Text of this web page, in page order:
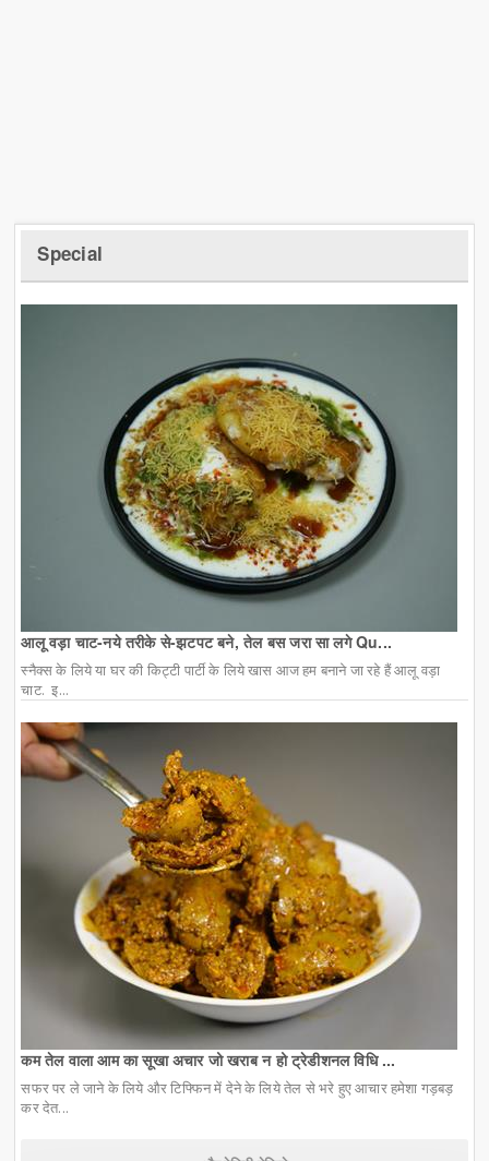
Special
आलू वड़ा चाट-नये तरीके से-झटपट बने, तेल बस जरा सा लगे Qu...
स्नैक्स के लिये या घर की किट्टी पार्टी के लिये खास आज हम बनाने जा रहे हैं आलू वड़ा
चाट. इ...
कम तेल वाला आम का सूखा अचार जो खराब न हो ट्रेडीशनल विधि ...
सफर पर ले जाने के लिये और टिफ्फिन में देने के लिये तेल से भरे हुए आचार हमेशा गड़बड़
कर देत...